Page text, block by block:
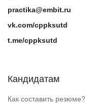
practika@embit.ru
vk.com/cppksutd
t.me/cppksutd
Кандидатам
Как составить резюме?